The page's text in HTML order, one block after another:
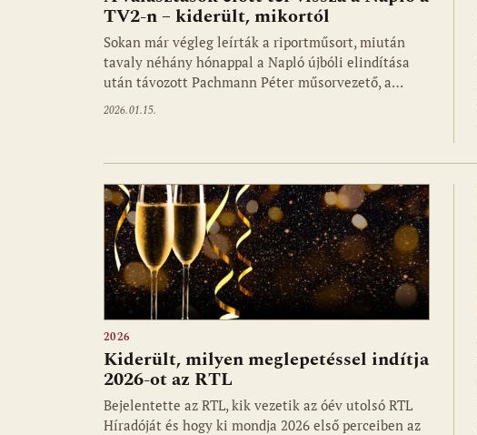
TV2-n – kiderült, mikortól
Sokan már végleg leírták a riportműsort, miután
tavaly néhány hónappal a Napló újbóli elindítása
után távozott Pachmann Péter műsorvezető, a…
2026.01.15.
2026
Kiderült, milyen meglepetéssel indítja
2026-ot az RTL
Bejelentette az RTL, kik vezetik az óév utolsó RTL
Híradóját és hogy ki mondja 2026 első perceiben az